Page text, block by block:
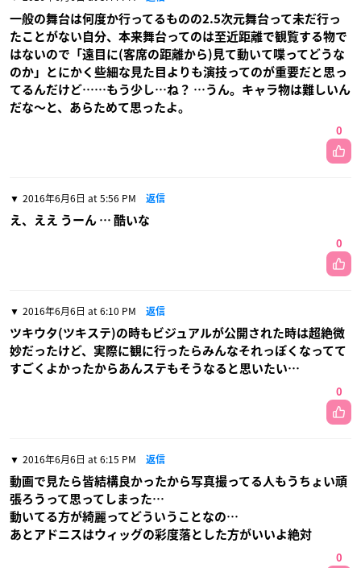
一般の舞台は何度か行ってるものの2.5次元舞台って未だ行っ
たことがない自分、本来舞台ってのは至近距離で観覧する物で
はないので「遠目に(客席の距離から)見て動いて喋ってどうな
のか」とにかく些細な見た目よりも演技ってのが重要だと思っ
てるんだけど……もう少し…ね？ …うん。キャラ物は難しいん
だな〜と、あらためて思ったよ。
0
2016年6月6日 at 5:56 PM 返信
え、ええ うーん … 酷いな
0
2016年6月6日 at 6:10 PM 返信
ツキウタ(ツキステ)の時もビジュアルが公開された時は超絶微
妙だったけど、実際に観に行ったらみんなそれっぽくなってて
すごくよかったからあんステもそうなると思いたい…
0
2016年6月6日 at 6:15 PM 返信
動画で見たら皆結構良かったから写真撮ってる人もうちょい頑
張ろうって思ってしまった…
動いてる方が綺麗ってどういうことなの…
あとアドニスはウィッグの彩度落とした方がいいよ絶対
0